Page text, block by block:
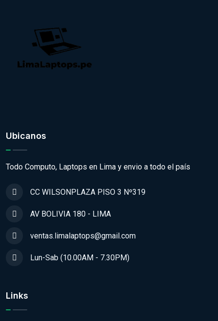
Ubicanos
Todo Computo, Laptops en Lima y envio a todo el país
CC WILSONPLAZA PISO 3 Nº319
AV BOLIVIA 180 - LIMA
ventas.limalaptops@gmail.com
Lun-Sab (10.00AM - 7.30PM)
Links